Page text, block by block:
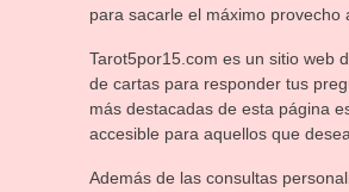
para sacarle el máximo provecho
Tarot5por15.com es un sitio web
de cartas para responder tus
más destacadas de esta página
accesible para aquellos que
Además de las consultas